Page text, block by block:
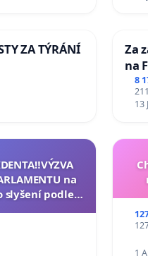
ZA TÝRÁNÍ
Za
na
8
13
na
podle §
ústavní
republiky
1